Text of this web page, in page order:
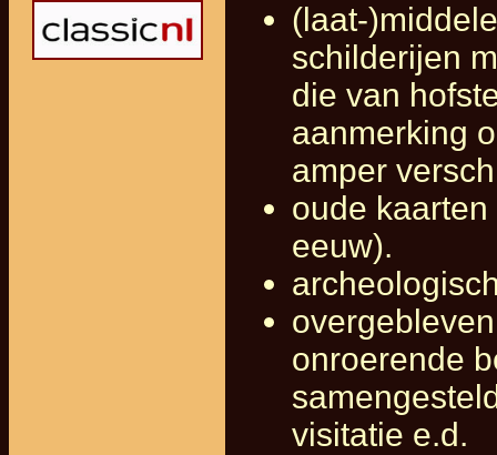
(laat-
schilderijen
die van
aanmerking
amper
oude
eeuw).
onroerende
visitatie e.d.